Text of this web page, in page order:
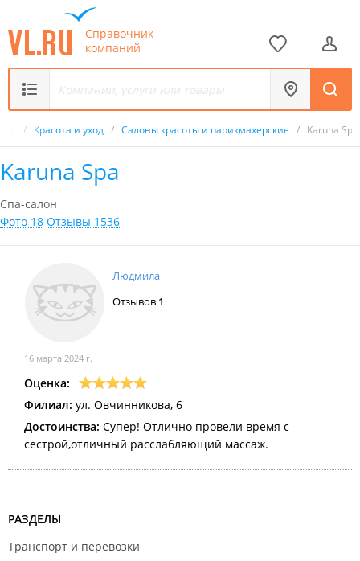
Справочник
компаний
/ Красота и уход / Салоны красоты и парикмахерские / Karuna Spa
Karuna Spa
Спа-салон
Фото 18 Отзывы 1536
Людмила
Отзывов 1
16 марта 2024 г.
Оценка:
Филиал: ул. Овчинникова, 6
Достоинства: Супер! Отлично провели время с
сестрой,отличный расслабляющий массаж.
РАЗДЕЛЫ
Транспорт и перевозки